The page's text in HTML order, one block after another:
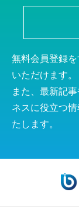
無料会員登録
いただけます。
また、最新記
ネスに役立つ
たします。